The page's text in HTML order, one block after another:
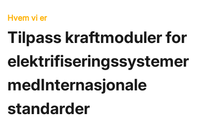
Hvem vi er
Tilpass kraftmoduler for
elektrifiseringssystemer
medInternasjonale
standarder